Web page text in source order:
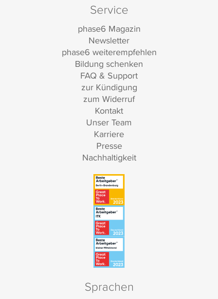
Service
phase6 Magazin
Newsletter
phase6 weiterempfehlen
Bildung schenken
FAQ & Support
zur Kündigung
zum Widerruf
Kontakt
Unser Team
Karriere
Presse
Nachhaltigkeit
Sprachen